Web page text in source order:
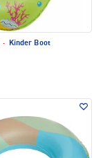
·
Kinder Boot